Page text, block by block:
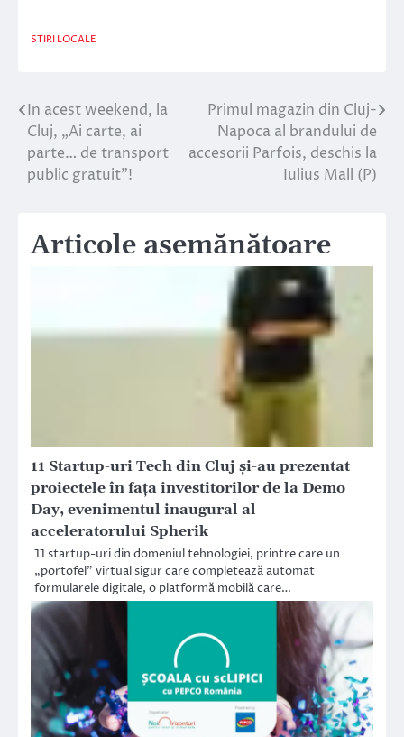
STIRI LOCALE
Navigare
în
articole
In acest weekend, la
Cluj, „Ai carte, ai
parte… de transport
public gratuit”!
Primul magazin din Cluj-
Napoca al brandului de
accesorii Parfois, deschis la
Iulius Mall (P)
Articole asemănătoare
11 Startup-uri Tech din Cluj și-au prezentat
proiectele în faţa investitorilor de la Demo
Day, evenimentul inaugural al
acceleratorului Spherik
11 startup-uri din domeniul tehnologiei, printre care un
„portofel” virtual sigur care completează automat
formularele digitale, o platformă mobilă care…